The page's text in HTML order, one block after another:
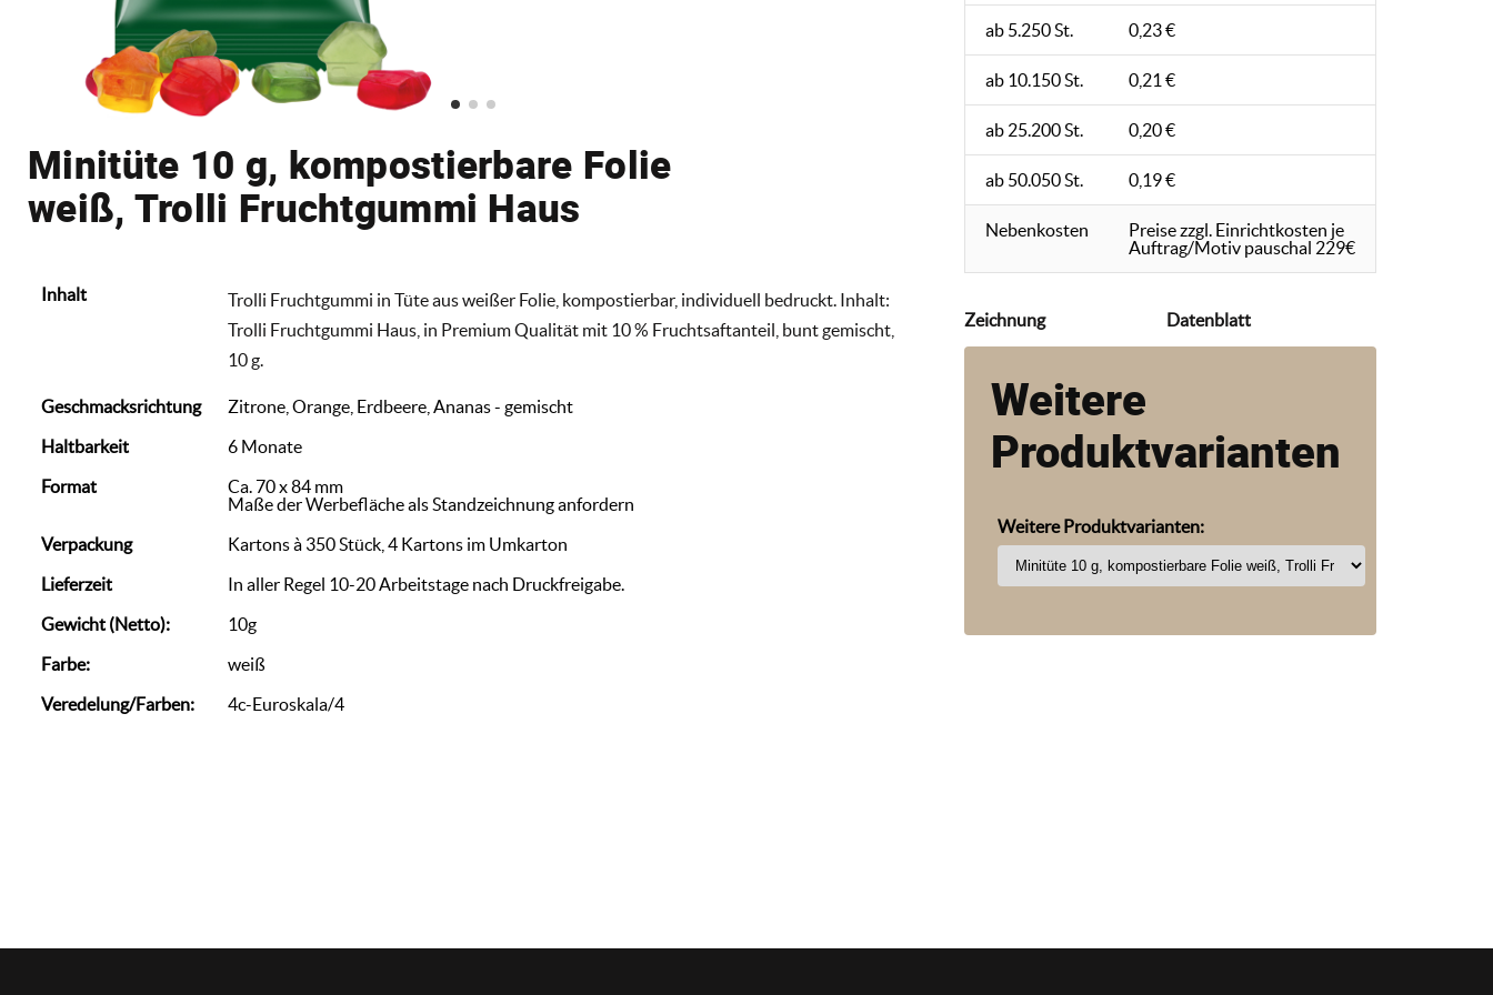
Minitüte 10 g, kompostierbare Folie
weiß, Trolli Fruchtgummi Haus
Inhalt
Trolli Fruchtgummi in Tüte aus weißer Folie, kompostierbar, individuell bedruckt. Inhalt:
Trolli Fruchtgummi Haus, in Premium Qualität mit 10 % Fruchtsaftanteil, bunt gemischt,
10 g.
Geschmacksrichtung
Zitrone, Orange, Erdbeere, Ananas - gemischt
Haltbarkeit
6 Monate
Format
Ca. 70 x 84 mm
Maße der Werbefläche als Standzeichnung anfordern
Verpackung
Kartons à 350 Stück, 4 Kartons im Umkarton
Lieferzeit
In aller Regel 10-20 Arbeitstage nach Druckfreigabe.
Gewicht (Netto):
10g
Farbe:
weiß
Veredelung/Farben:
4c-Euroskala/4
ab 5.250 St. 0,23 €
ab 10.150 St. 0,21 €
ab 25.200 St. 0,20 €
ab 50.050 St. 0,19 €
Nebenkosten
Preise zzgl. Einrichtkosten je
Auftrag/Motiv pauschal 229€
Zeichnung Datenblatt
Weitere
Produktvarianten
Weitere Produktvarianten: